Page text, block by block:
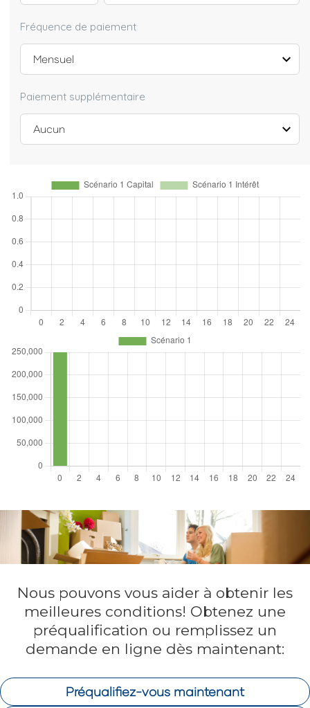
Fréquence de paiement
Paiement supplémentaire
Nous pouvons vous aider à obtenir les
meilleures conditions! Obtenez une
préqualification ou remplissez un
demande en ligne dès maintenant:
Préqualifiez-vous maintenant